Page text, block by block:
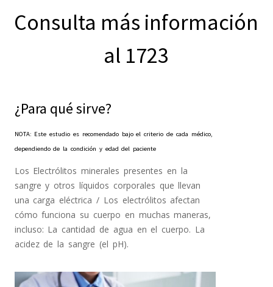
Consulta más información
al 1723
¿Para qué sirve?
NOTA: Este estudio es recomendado bajo el criterio de cada médico,
dependiendo de la condición y edad del paciente
Los Electrólitos minerales presentes en la
sangre y otros líquidos corporales que llevan
una carga eléctrica / Los electrólitos afectan
cómo funciona su cuerpo en muchas maneras,
incluso: La cantidad de agua en el cuerpo. La
acidez de la sangre (el pH).